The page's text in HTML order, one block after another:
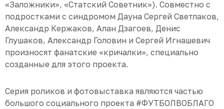
«Заложники», «Статский Советник»). Совместно с
подростками с синдромом Дауна Сергей Светлаков,
Александр Кержаков, Алан Дзагоев, Денис
Глушаков, Александр Головин и Сергей Игнашевич
произносят фанатские «кричалки», специально
созданные для этого проекта.
Серия роликов и фотовыставка являются частью
большого социального проекта #ФУТБОЛВОБЛАГО